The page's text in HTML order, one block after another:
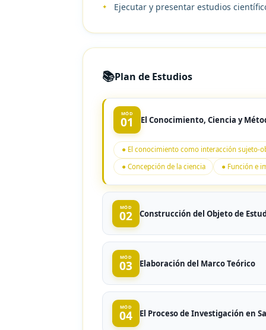
Ejecutar y presentar estudios
📚Plan de Estudios
MÓD
01 El Conocimiento, Ciencia y
● El conocimiento como interacción sujeto-
● Concepción de la ciencia
● Función e
MÓD
02 Construcción del Objeto de
● Selección del tema ● Construcción del
● Tipos de investigación en el área de la salud
MÓD
03 Elaboración del Marco Teórico
● Revisión analítica de la literatura científica en
● Formato de cita APA
● Formato de cita
MÓD
04 El Proceso de Investigación en